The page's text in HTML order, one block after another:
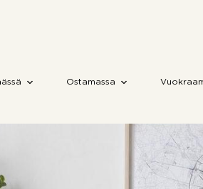
Ostamassa